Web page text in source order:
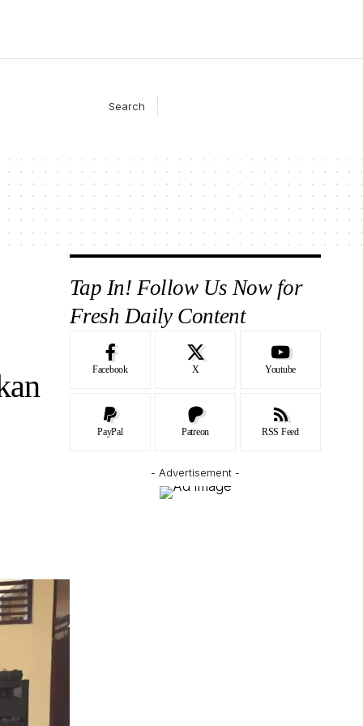
Search
Tap In! Follow Us Now for
Fresh Daily Content
Facebook X Youtube
PayPal Patreon RSS Feed
- Advertisement -